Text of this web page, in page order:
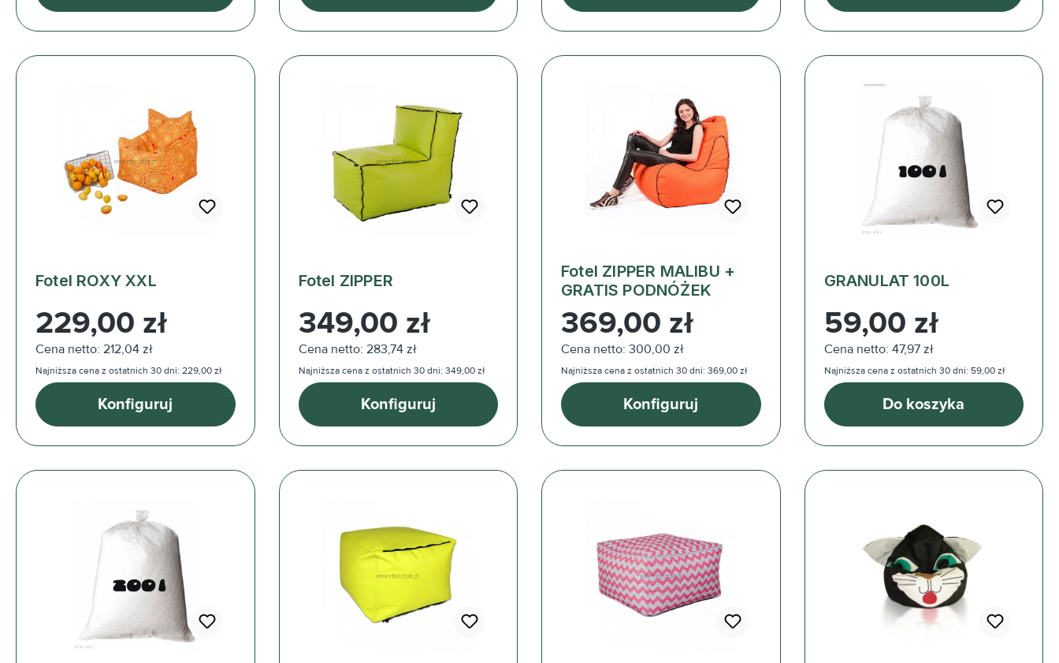
Fotel ROXY XXL
Cena regularna:
229,00 zł
Cena netto: 212,04 zł
Najniższa cena z ostatnich 30 dni: 229,00 zł
Konfiguruj
Fotel ZIPPER
Cena regularna:
349,00 zł
Cena netto: 283,74 zł
Najniższa cena z ostatnich 30 dni: 349,00 zł
Konfiguruj
Fotel ZIPPER MALIBU +
GRATIS PODNÓŻEK
Cena regularna:
369,00 zł
Cena netto: 300,00 zł
Najniższa cena z ostatnich 30 dni: 369,00 zł
Konfiguruj
GRANULAT 100L
Cena regularna:
59,00 zł
Cena netto: 47,97 zł
Najniższa cena z ostatnich 30 dni: 59,00 zł
Do koszyka